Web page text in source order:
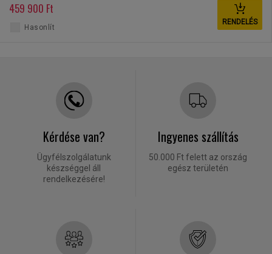
459 900 Ft
RENDELÉS
Hasonlít
Kérdése van?
Ügyfélszolgálatunk
készséggel áll
rendelkezésére!
Ingyenes szállítás
50.000 Ft felett az ország
egész területén